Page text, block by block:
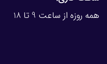
همه روزه از ساعت 9 تا 18